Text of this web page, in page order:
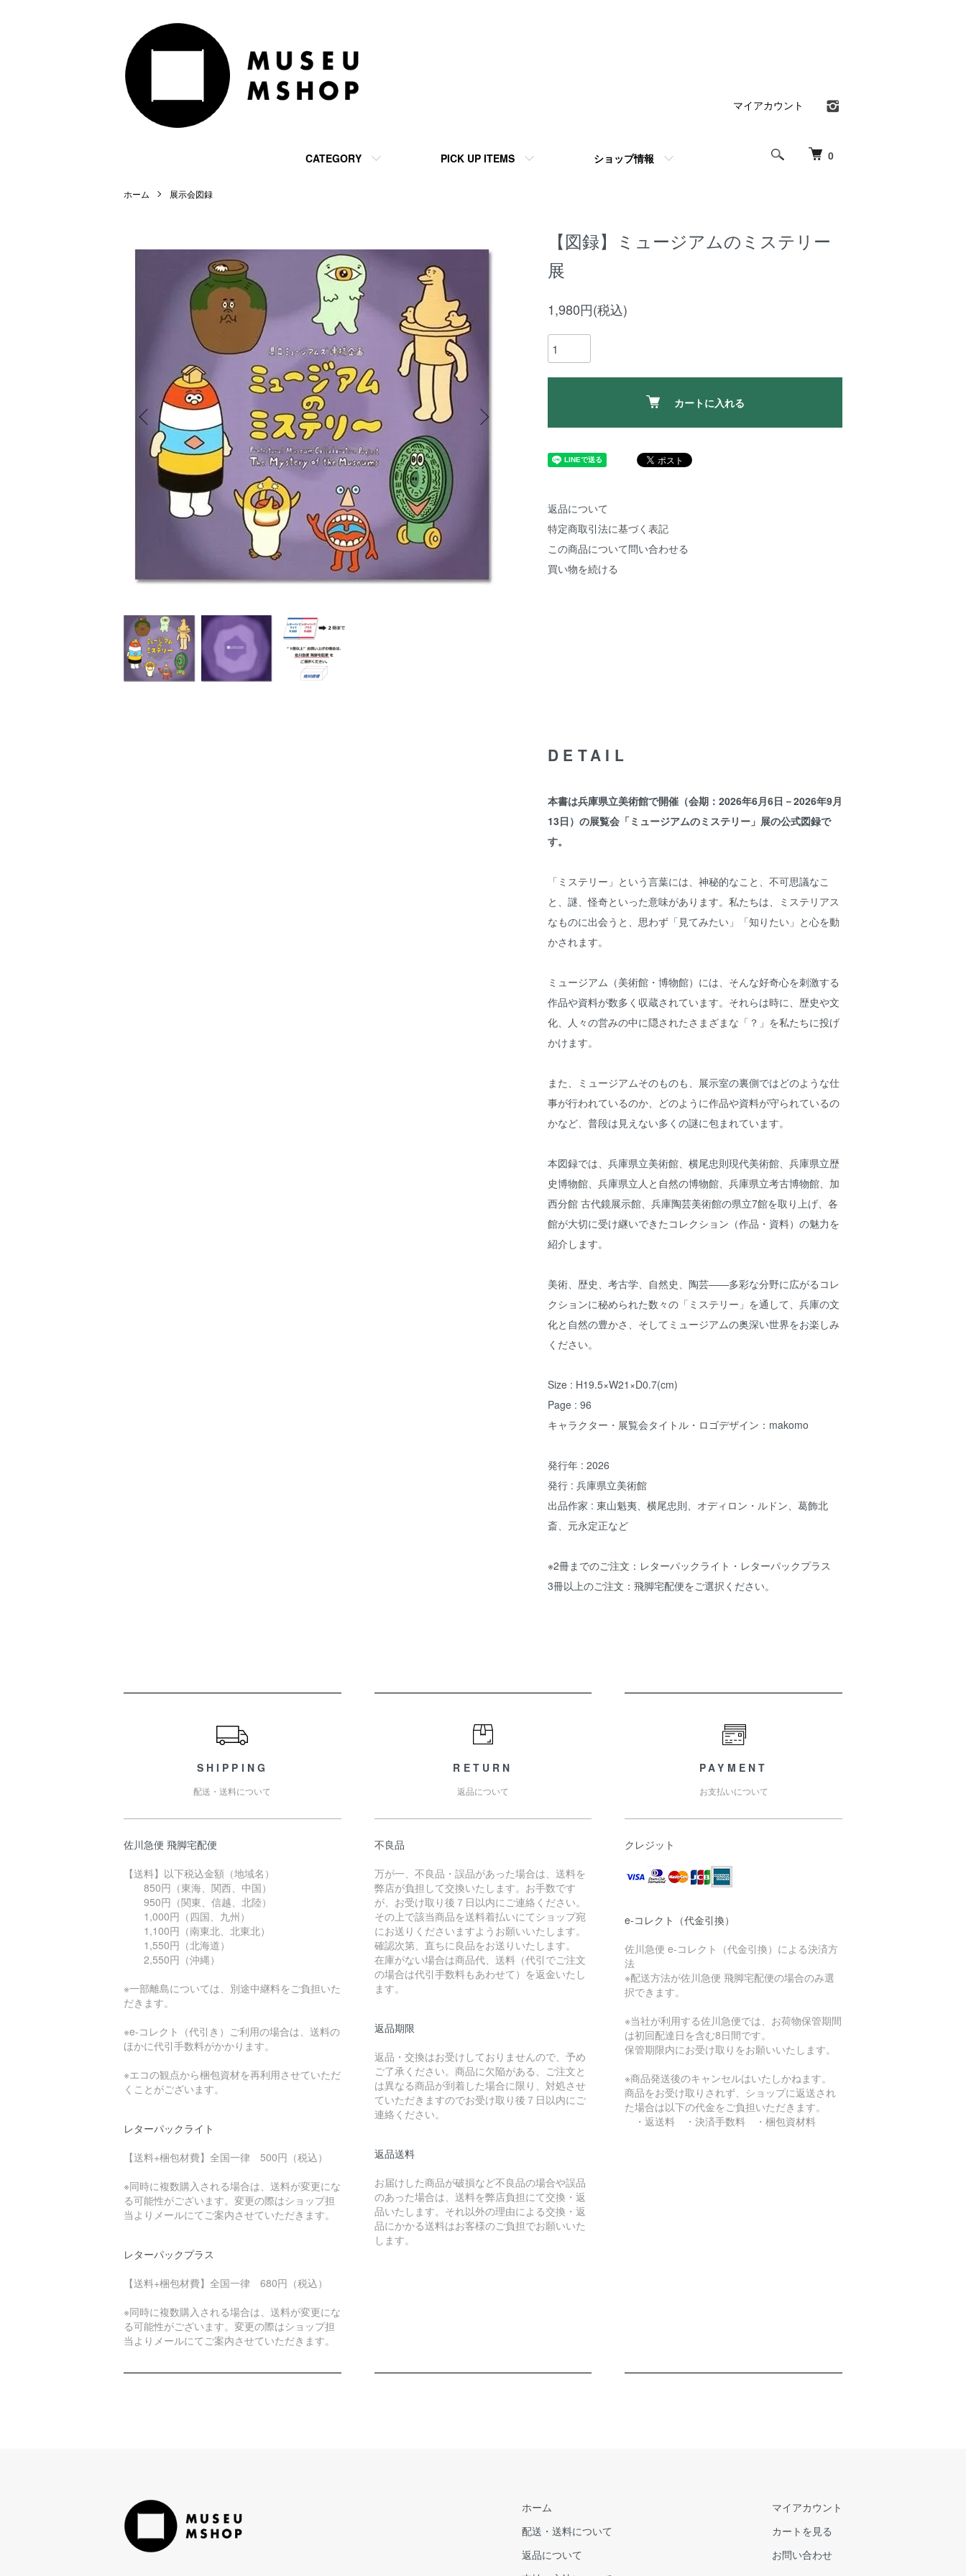
0
CATEGORY PICK UP ITEMS ショップ情報
マイアカウント
ホーム 展示会図録
【図録】ミュージアムのミステリー
展
1,980円(税込)
カートに入れる
返品について
特定商取引法に基づく表記
この商品について問い合わせる
買い物を続ける
DETAIL
本書は兵庫県立美術館で開催（会期：2026年6月6日－2026年9月
13日）の展覧会「ミュージアムのミステリー」展の公式図録で
す。
「ミステリー」という言葉には、神秘的なこと、不可思議なこ
と、謎、怪奇といった意味があります。私たちは、ミステリアス
なものに出会うと、思わず「見てみたい」「知りたい」と心を動
かされます。
ミュージアム（美術館・博物館）には、そんな好奇心を刺激する
作品や資料が数多く収蔵されています。それらは時に、歴史や文
化、人々の営みの中に隠されたさまざまな「？」を私たちに投げ
かけます。
また、ミュージアムそのものも、展示室の裏側ではどのような仕
事が行われているのか、どのように作品や資料が守られているの
かなど、普段は見えない多くの謎に包まれています。
本図録では、兵庫県立美術館、横尾忠則現代美術館、兵庫県立歴
史博物館、兵庫県立人と自然の博物館、兵庫県立考古博物館、加
西分館 古代鏡展示館、兵庫陶芸美術館の県立7館を取り上げ、各
館が大切に受け継いできたコレクション（作品・資料）の魅力を
紹介します。
美術、歴史、考古学、自然史、陶芸――多彩な分野に広がるコレ
クションに秘められた数々の「ミステリー」を通して、兵庫の文
化と自然の豊かさ、そしてミュージアムの奥深い世界をお楽しみ
ください。
Size : H19.5×W21×D0.7(cm)
Page : 96
キャラクター・展覧会タイトル・ロゴデザイン：makomo
発行年 : 2026
発行 : 兵庫県立美術館
出品作家 : 東山魁夷、横尾忠則、オディロン・ルドン、葛飾北
斎、元永定正など
※2冊までのご注文：レターパックライト・レターパックプラス
3冊以上のご注文：飛脚宅配便をご選択ください。
SHIPPING
配送・送料について
佐川急便 飛脚宅配便
【送料】以下税込金額（地域名）
850円（東海、関西、中国）
950円（関東、信越、北陸）
1,000円（四国、九州）
1,100円（南東北、北東北）
1,550円（北海道）
2,550円（沖縄）
※一部離島については、別途中継料をご負担いた
だきます。
※e-コレクト（代引き）ご利用の場合は、送料の
ほかに代引手数料がかかります。
※エコの観点から梱包資材を再利用させていただ
くことがございます。
レターパックライト
【送料+梱包材費】全国一律 500円（税込）
※同時に複数購入される場合は、送料が変更にな
る可能性がございます。変更の際はショップ担
当よりメールにてご案内させていただきます。
レターパックプラス
【送料+梱包材費】全国一律 680円（税込）
※同時に複数購入される場合は、送料が変更にな
る可能性がございます。変更の際はショップ担
当よりメールにてご案内させていただきます。
RETURN
返品について
不良品
万が一、不良品・誤品があった場合は、送料を
弊店が負担して交換いたします。お手数です
が、お受け取り後７日以内にご連絡ください。
その上で該当商品を送料着払いにてショップ宛
にお送りくださいますようお願いいたします。
確認次第、直ちに良品をお送りいたします。
在庫がない場合は商品代、送料（代引でご注文
の場合は代引手数料もあわせて）を返金いたし
ます。
返品期限
返品・交換はお受けしておりませんので、予め
ご了承ください。商品に欠陥がある、ご注文と
は異なる商品が到着した場合に限り、対処させ
ていただきますのでお受け取り後７日以内にご
連絡ください。
返品送料
お届けした商品が破損など不良品の場合や誤品
のあった場合は、送料を弊店負担にて交換・返
品いたします。それ以外の理由による交換・返
品にかかる送料はお客様のご負担でお願いいた
します。
PAYMENT
お支払いについて
クレジット
e-コレクト（代金引換）
佐川急便 e-コレクト（代金引換）による決済方
法
※配送方法が佐川急便 飛脚宅配便の場合のみ選
択できます。
※当社が利用する佐川急便では、お荷物保管期間
は初回配達日を含む8日間です。
保管期限内にお受け取りをお願いいたします。
※商品発送後のキャンセルはいたしかねます。
商品をお受け取りされず、ショップに返送され
た場合は以下の代金をご負担いただきます。
・返送料 ・決済手数料 ・梱包資材料
ホーム
配送・送料について
返品について
マイアカウント
カートを見る
お問い合わせ